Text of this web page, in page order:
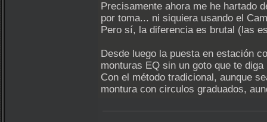
Precisamente ahora me he hartado
por toma... ni siquiera usando el
Pero sí, la diferencia es brutal (las
Desde luego la puesta en estación
monturas EQ sin un goto que te
Con el método tradicional, aunque
montura con circulos graduados,